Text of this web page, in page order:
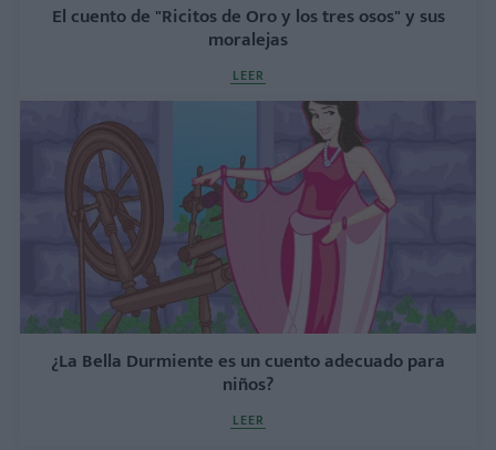
El cuento de "Ricitos de Oro y los tres osos" y sus
moralejas
LEER
¿La Bella Durmiente es un cuento adecuado para
niños?
LEER